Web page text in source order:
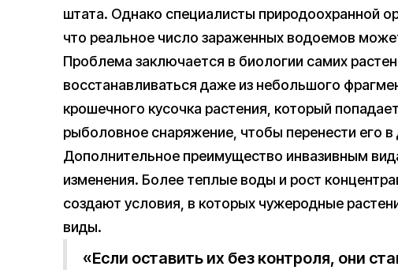
штата. Однако специалисты природоохранной
что реальное число зараженных водоемов
Проблема заключается в биологии самих
восстанавливаться даже из небольшого
крошечного кусочка растения, который
рыболовное снаряжение, чтобы перенести его
Дополнительное преимущество инвазивным
изменения. Более теплые воды и рост
создают условия, в которых чужеродные
виды.
«Если оставить их без контроля, они